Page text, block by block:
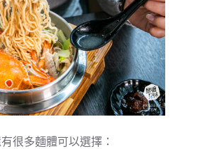
很多麵體可以選擇：